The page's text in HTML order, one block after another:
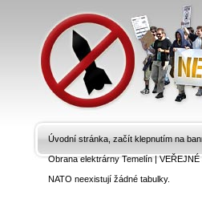
Úvodní stránka, začít klepnutím na
Obrana elektrárny Temelín|VEŘEJNÉ
NATO neexistují žádné tabulky.